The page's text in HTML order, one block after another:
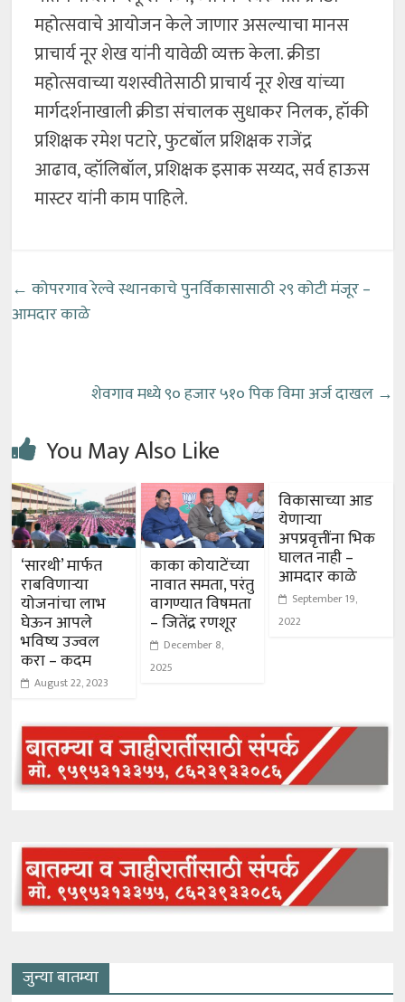
महोत्सवाचे आयोजन केले जाणार असल्याचा मानस
प्राचार्य नूर शेख यांनी यावेळी व्यक्त केला. क्रीडा
महोत्सवाच्या यशस्वीतेसाठी प्राचार्य नूर शेख यांच्या
मार्गदर्शनाखाली क्रीडा संचालक सुधाकर निलक, हॉकी
प्रशिक्षक रमेश पटारे, फुटबॉल प्रशिक्षक राजेंद्र
आढाव, व्हॉलिबॉल, प्रशिक्षक इसाक सय्यद, सर्व हाऊस
मास्टर यांनी काम पाहिले.
← कोपरगाव रेल्वे स्थानकाचे पुनर्विकासासाठी २९ कोटी मंजूर –
आमदार काळे
शेवगाव मध्ये ९० हजार ५१० पिक विमा अर्ज दाखल →
You May Also Like
‘सारथी’ मार्फत
राबविणाऱ्या
योजनांचा लाभ
घेऊन आपले
भविष्य उज्वल
करा – कदम
August 22, 2023
काका कोयाटेंच्या
नावात समता, परंतु
वागण्यात विषमता
– जितेंद्र रणशूर
December 8,
2025
विकासाच्या आड
येणाऱ्या
अपप्रवृत्तींना भिक
घालत नाही –
आमदार काळे
September 19,
2022
जुन्या बातम्या